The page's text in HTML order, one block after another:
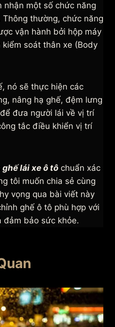
nhận một số chức năng
thường, chức năng
vận hành bởi hộp máy
soát thân xe (Body
nó sẽ thực hiện các
nâng hạ ghế, đệm lưng
đưa người lái về vị trí
tắc điều khiển vị trí
lái xe ô tô chuẩn xác
tôi muốn chia sẻ cùng
hy vọng qua bài viết này
ghế ô tô phù hợp với
đảm bảo sức khỏe.